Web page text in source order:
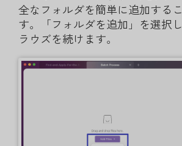
全なフォルダを簡単に追加する
す。「フォルダを追加」を選択
ラウズを続けます。